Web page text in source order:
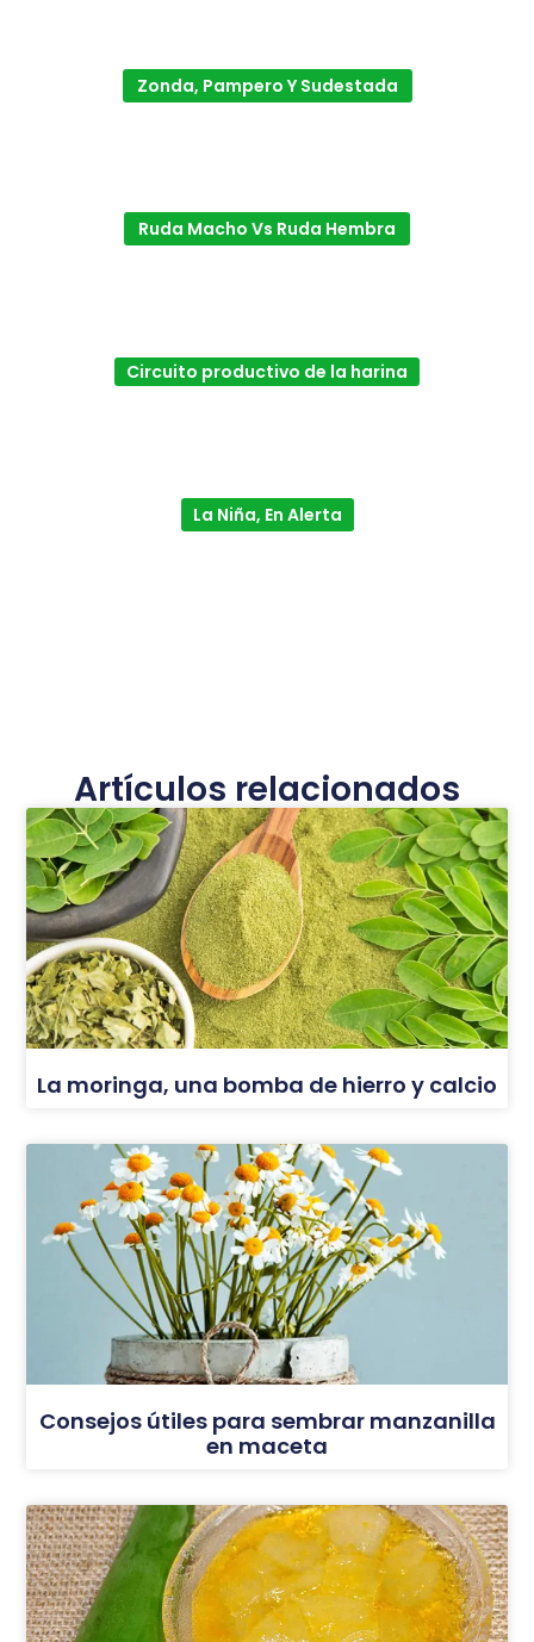
Zonda, Pampero Y Sudestada
Ruda Macho Vs Ruda Hembra
Circuito productivo de la harina
La Niña, En Alerta
Artículos relacionados
La moringa, una bomba de hierro y calcio
Consejos útiles para sembrar manzanilla
en maceta